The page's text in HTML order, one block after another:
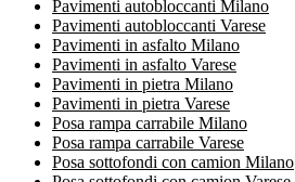
Pavimenti autobloccanti Milano
Pavimenti autobloccanti Varese
Pavimenti in asfalto Milano
Pavimenti in asfalto Varese
Pavimenti in pietra Milano
Pavimenti in pietra Varese
Posa rampa carrabile Milano
Posa rampa carrabile Varese
Posa sottofondi con camion Milano